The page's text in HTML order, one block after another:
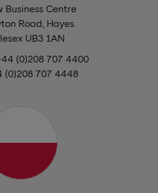
Business Centre
Road, Hayes
UB3 1AN
(0)208 707 4400
(0)208 707 4448